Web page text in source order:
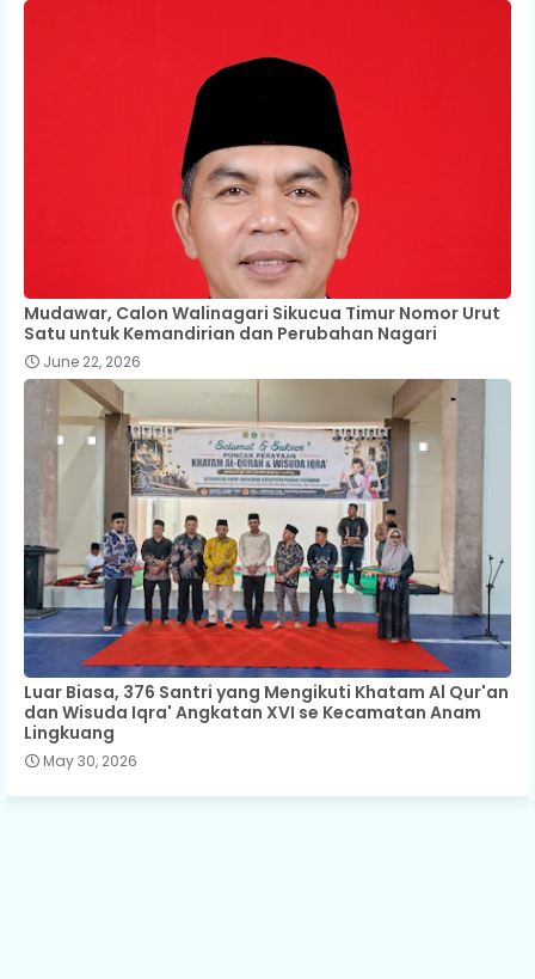
Mudawar, Calon Walinagari Sikucua Timur Nomor Urut
Satu untuk Kemandirian dan Perubahan Nagari
June 22, 2026
Luar Biasa, 376 Santri yang Mengikuti Khatam Al Qur'an
dan Wisuda Iqra' Angkatan XVI se Kecamatan Anam
Lingkuang
May 30, 2026